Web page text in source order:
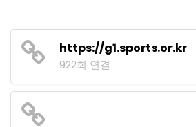
https://g1.sports.or.kr
922회 연결